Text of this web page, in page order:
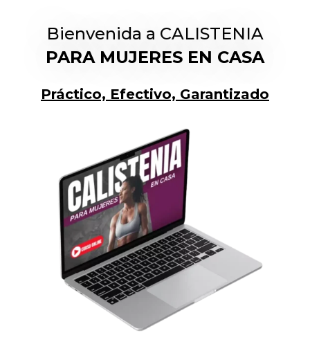
Bienvenida a CALISTENIA
PARA MUJERES EN CASA
Práctico, Efectivo, Garantizado